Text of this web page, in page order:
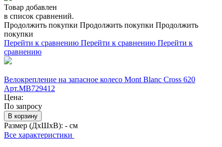
Товар добавлен
в список сравнений.
Продолжить покупки Продолжить покупки Продолжить
покупки
Перейти к сравнению Перейти к сравнению Перейти к
сравнению
Велокрепление на запасное колесо Mont Blanc Cross 620
Арт.MB729412
Цена:
По запросу
В корзину
Размер (ДхШхВ): - см
Все характеристики